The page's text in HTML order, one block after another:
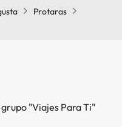
Protaras
"Viajes Para Ti"